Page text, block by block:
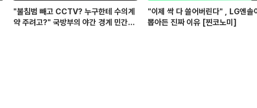
"불침범 빼고 CCTV? 누구한테 수의계
약 주려고?" 국방부의 야간 경계 민간
"이제 싹 다 쓸어버린다" , LG엔솔
뽑아든 진짜 이유 [찐코노미]